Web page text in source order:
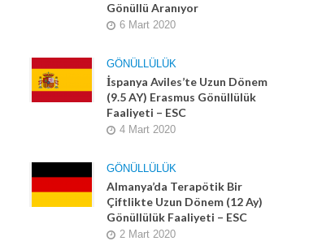
Gönüllü Aranıyor
6 Mart 2020
GÖNÜLLÜLÜK
İspanya Aviles’te Uzun Dönem
(9.5 AY) Erasmus Gönüllülük
Faaliyeti – ESC
4 Mart 2020
GÖNÜLLÜLÜK
Almanya’da Terapötik Bir
Çiftlikte Uzun Dönem (12 Ay)
Gönüllülük Faaliyeti – ESC
2 Mart 2020